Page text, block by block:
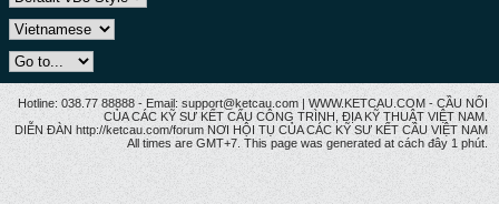
Hotline: 038.77 88888 - Email: support@ketcau.com | WWW.KETCAU.COM - CẦU NỐI
CỦA CÁC KỸ SƯ KẾT CẤU CÔNG TRÌNH, ĐỊA KỸ THUẬT VIỆT NAM.
DIỄN ĐÀN http://ketcau.com/forum NƠI HỘI TỤ CỦA CÁC KỸ SƯ KẾT CÂU VIỆT NAM
All times are GMT+7. This page was generated at cách đây 1 phút.